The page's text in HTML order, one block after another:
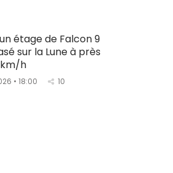
étage de Falcon 9
sur la Lune à près
h
• 18:00 10